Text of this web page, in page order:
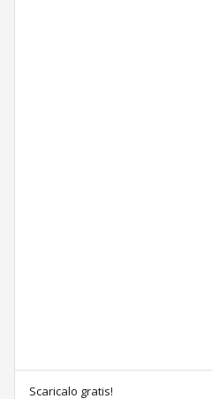
Scaricalo gratis!